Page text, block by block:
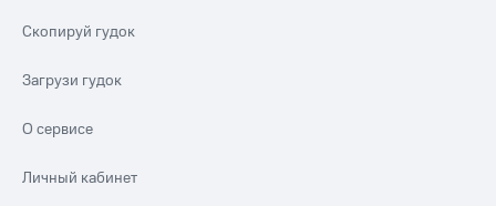
Скопируй гудок
Загрузи гудок
О сервисе
Личный кабинет